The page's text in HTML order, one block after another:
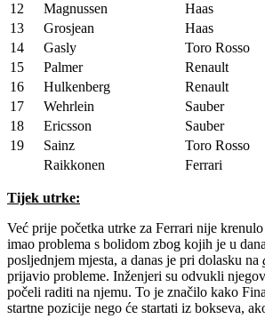
12
Magnussen Haas
13
Grosjean Haas
14
Gasly Toro Rosso
15
Palmer Renault
16
Hulkenberg Renault
17
Wehrlein Sauber
18
Ericsson Sauber
19
Sainz Toro Rosso
Raikkonen
Ferrari
Tijek utrke:
Već prije početka utrke za Ferrari nije
imao problema s bolidom zbog kojih je u
posljednjem mjesta, a danas je pri dolasku na
prijavio probleme. Inženjeri su odvukli
počeli raditi na njemu. To je značilo kako
startne pozicije nego će startati iz bokseva,